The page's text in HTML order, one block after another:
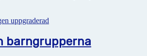
uppgraderad
barngrupperna